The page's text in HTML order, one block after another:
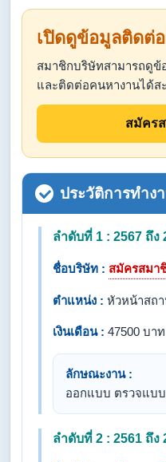
เปิดดูข้อมูลติดต่
สมาชิกบริษัทสามารถดูข้
และติดต่อคนหางานได้ส
สมัคร
ประวัติการทำง
ลำดับที่ 1 : 2567 ถึง
ชื่อบริษัท : สมัครสมา
ตำแหน่ง : หัวหน้าสถ
เงินเดือน : 47500 บาท
ลักษณะงาน :
ออกแบบ ตรวจแบ
ลำดับที่ 2 : 2561 ถึง